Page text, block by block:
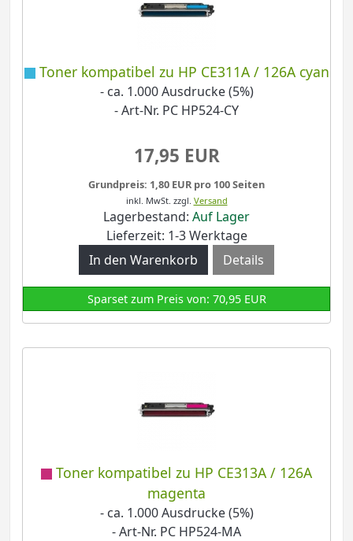
Toner kompatibel zu HP CE311A / 126A cyan
- ca. 1.000 Ausdrucke (5%)
- Art-Nr. PC HP524-CY
17,95 EUR
Grundpreis: 1,80 EUR pro 100 Seiten
inkl. MwSt. zzgl. Versand
Lagerbestand: Auf Lager
Lieferzeit: 1-3 Werktage
Details
Sparset zum Preis von: 70,95 EUR
Toner kompatibel zu HP CE313A / 126A
magenta
- ca. 1.000 Ausdrucke (5%)
- Art-Nr. PC HP524-MA